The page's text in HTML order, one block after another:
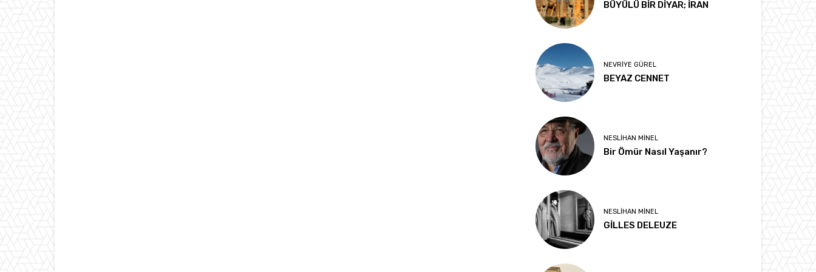
BÜYÜLÜ BİR DİYAR; İRAN
NEVRIYE GÜREL
BEYAZ CENNET
NESLIHAN MINEL
Bir Ömür Nasıl Yaşanır?
NESLIHAN MINEL
GİLLES DELEUZE